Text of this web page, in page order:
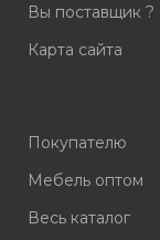
Вы поставщик ?
Карта сайта
Покупателю
Мебель оптом
Весь каталог